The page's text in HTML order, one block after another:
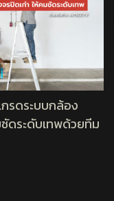
รดระบบกล้อง
ดระดับเทพด้วยทีม